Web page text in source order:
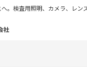
。検査用照明、カメラ、レン